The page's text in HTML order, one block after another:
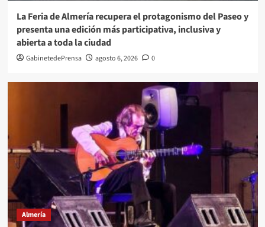
La Feria de Almería recupera el protagonismo del Paseo y
presenta una edición más participativa, inclusiva y
abierta a toda la ciudad
GabinetedePrensa agosto 6, 2026 0
Almería